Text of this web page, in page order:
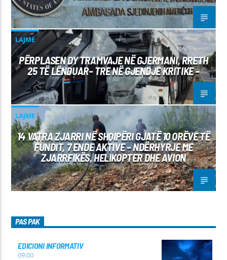
LAJME
PËRPLASEN DY TRAMVAJE NË GJERMANI, RRETH
25 TË LËNDUAR– TRE NË GJENDJE KRITIKE –
LAJME
14 VATRA ZJARRI NË SHQIPËRI GJATË 10 ORËVE TË
FUNDIT, 7 ENDE AKTIVE – NDËRHYRJE ME
ZJARRFIKËS, HELIKOPTER DHE AVION
PAS PAK
EDICIONI INFORMATIV
09:00